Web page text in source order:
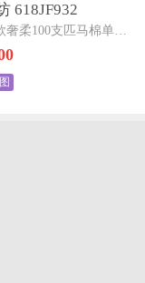
618JF932
2026新款奢柔100支匹马棉单被套-海岛系列海岛蓝
图